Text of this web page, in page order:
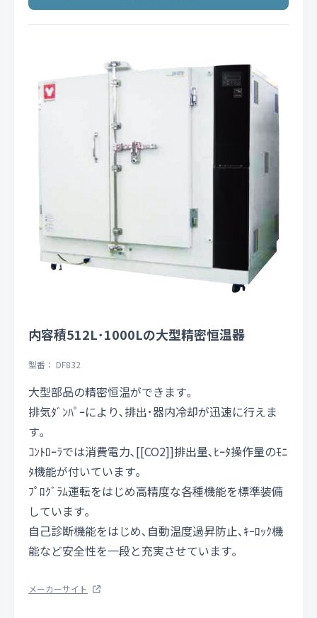
内容積512L･1000Lの大型精密恒温器
型番： DF832
大型部品の精密恒温ができます｡
排気ﾀﾞﾝﾊﾟｰにより､排出･器内冷却が迅速に行えま
す｡
ｺﾝﾄﾛｰﾗでは消費電力､[[CO2]]排出量､ﾋｰﾀ操作量のﾓﾆ
ﾀ機能が付いています｡
ﾌﾟﾛｸﾞﾗﾑ運転をはじめ高精度な各種機能を標準装備
しています｡
自己診断機能をはじめ､自動温度過昇防止､ｷｰﾛｯｸ機
能など安全性を一段と充実させています｡
メーカーサイト